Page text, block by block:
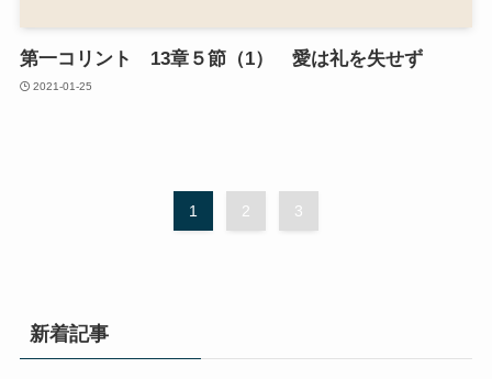
第一コリント 13章５節（1） 愛は礼を失せず
2021-01-25
1 2 3
新着記事